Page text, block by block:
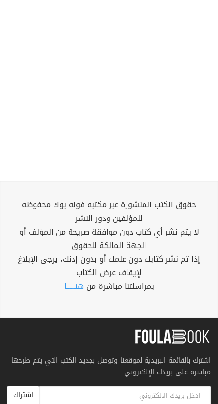
حقوق الكتب المنشورة عبر مكتبة فولة بوك محفوظة
للمؤلفين ودور النشر
لا يتم نشر أي كتاب دون موافقة صريحة من المؤلف أو
الجهة المالكة للحقوق
إذا تم نشر كتابك دون علمك أو بدون إذنك، يرجى الإبلاغ
لإيقاف عرض الكتاب
بمراسلتنا مباشرة من هنــــــا
اشترك بالقائمة البريدية لموقعنا وتوصل بجديد الكتب التي يتم طرحها
مباشرة على بريدك الإلكتروني
اشتراك